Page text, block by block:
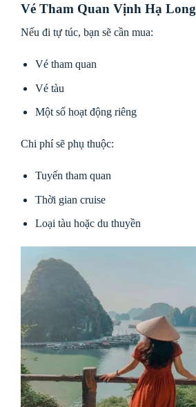
Vé Tham Quan Vịnh Hạ Long
Nếu đi tự túc, bạn sẽ cần mua:
Vé tham quan
Vé tàu
Một số hoạt động riêng
Chi phí sẽ phụ thuộc:
Tuyến tham quan
Thời gian cruise
Loại tàu hoặc du thuyền